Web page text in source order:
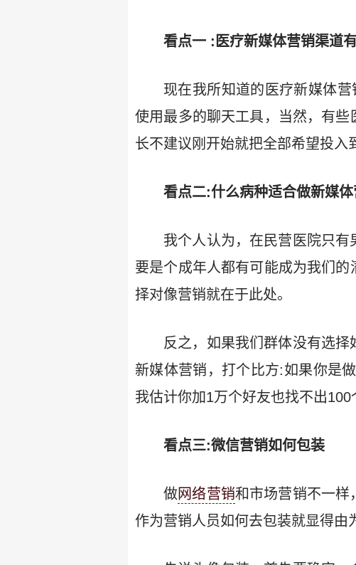
看点一 :医疗新媒体营销渠道
现在我所知道的医疗新媒体
使用最多的聊天工具，当然，有些
长不建议刚开始就把全部希望投入
看点二:什么病种适合做新媒
我个人认为，在民营医院只
要是个成年人都有可能成为我们
择对像营销就在于此处。
反之，如果我们群体没有选
新媒体营销，打个比方:如果你是
我估计你加1万个好友也找不出100
看点三:微信营销如何包装
做网络营销和市场营销不一样
作为营销人员如何去包装就显得由